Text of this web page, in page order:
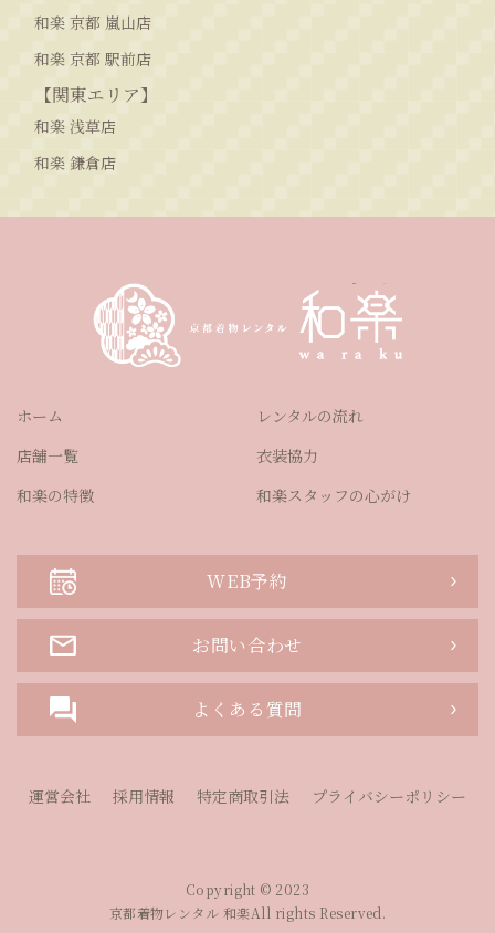
和楽 京都 嵐山店
和楽 京都 駅前店
【関東エリア】
和楽 浅草店
和楽 鎌倉店
ホーム
店舗一覧
和楽の特徴
レンタルの流れ
衣装協力
和楽スタッフの心がけ
WEB予約
お問い合わせ
よくある質問
運営会社 採用情報 特定商取引法 プライバシーポリシー
Copyright © 2023
京都着物レンタル 和楽All rights Reserved.